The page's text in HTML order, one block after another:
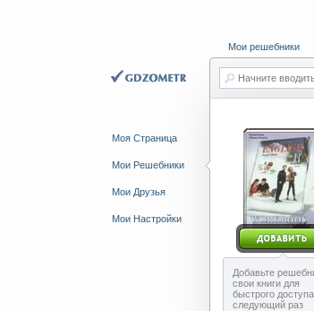
Моя Страница
Мои Решебники
Мои Друзья
Мои Настройки
Мои решебники
Начните
Добавьте
свои книги для
быстрого
следующий раз